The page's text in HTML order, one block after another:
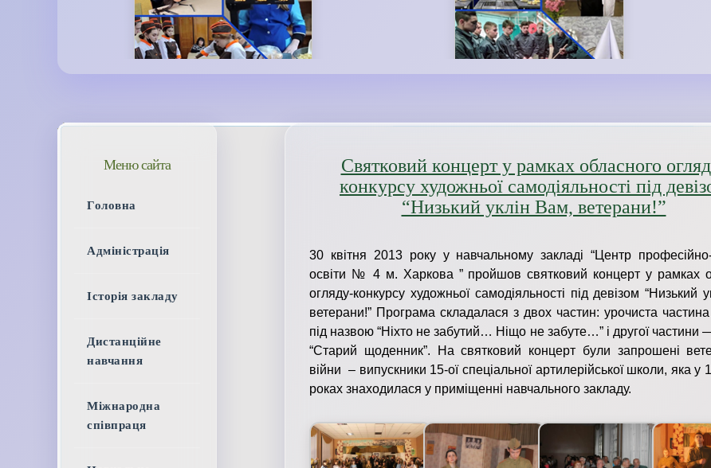
Святковий концерт у рамках обласного
конкурсу художньої самодіяльності під
“Низький уклін Вам, ветерани!”
30 квітня 2013 року у навчальному закладі “Центр професійно-
освіти № 4 м. Харкова ” пройшов святковий концерт у рамках
огляду-конкурсу художньої самодіяльності під девізом “Низький
ветерани!” Програма складалася з двох частин: урочиста частина
під назвою “Ніхто не забутий… Ніщо не забуте…” і другої частини
“Старий щоденник”. На святковий концерт були запрошені
війни – випускники 15-ої спеціальної артилерійської школи, яка у
роках знаходилася у приміщенні навчального закладу.
Меню сайта
Головна
Адміністрація
Історія закладу
Дистанційне
навчання
Міжнародна
співпраця